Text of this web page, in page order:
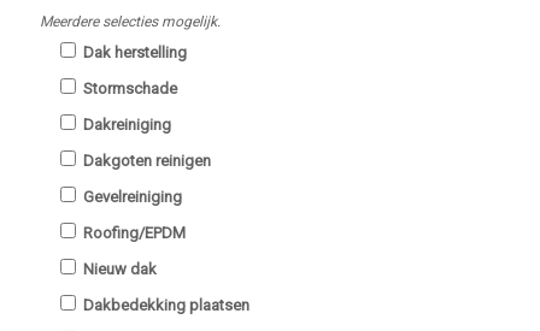
Meerdere selecties mogelijk.
Dak herstelling
Stormschade
Dakreiniging
Dakgoten reinigen
Gevelreiniging
Roofing/EPDM
Nieuw dak
Dakbedekking plaatsen